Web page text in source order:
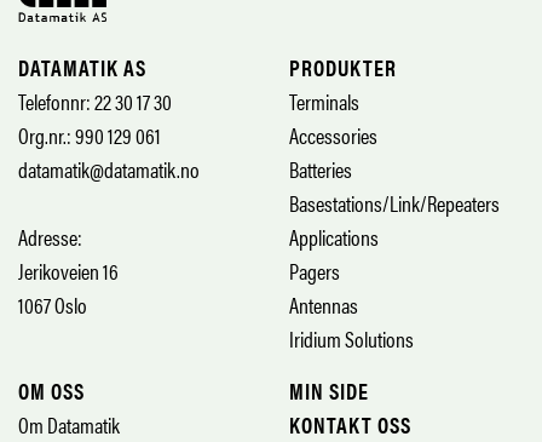
DATAMATIK AS
Telefonnr: 22 30 17 30
Org.nr.: 990 129 061
datamatik@datamatik.no
Adresse:
Jerikoveien 16
1067 Oslo
PRODUKTER
Terminals
Accessories
Batteries
Basestations/Link/Repeaters
Applications
Pagers
Antennas
Iridium Solutions
OM OSS
Om Datamatik
MIN SIDE
KONTAKT OSS